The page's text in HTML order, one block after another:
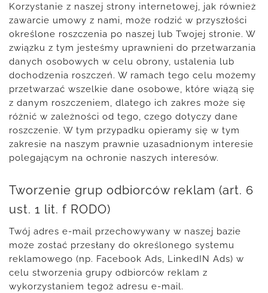
Korzystanie z naszej strony internetowej, jak również
zawarcie umowy z nami, może rodzić w przyszłości
określone roszczenia po naszej lub Twojej stronie. W
związku z tym jesteśmy uprawnieni do przetwarzania
danych osobowych w celu obrony, ustalenia lub
dochodzenia roszczeń. W ramach tego celu możemy
przetwarzać wszelkie dane osobowe, które wiążą się
z danym roszczeniem, dlatego ich zakres może się
różnić w zależności od tego, czego dotyczy dane
roszczenie. W tym przypadku opieramy się w tym
zakresie na naszym prawnie uzasadnionym interesie
polegającym na ochronie naszych interesów.
Tworzenie grup odbiorców reklam (art. 6
ust. 1 lit. f RODO)
Twój adres e-mail przechowywany w naszej bazie
może zostać przesłany do określonego systemu
reklamowego (np. Facebook Ads, LinkedIN Ads) w
celu stworzenia grupy odbiorców reklam z
wykorzystaniem tegoż adresu e-mail.